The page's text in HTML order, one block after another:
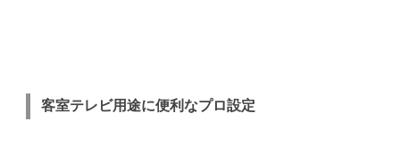
客室テレビ用途に便利なプロ設定